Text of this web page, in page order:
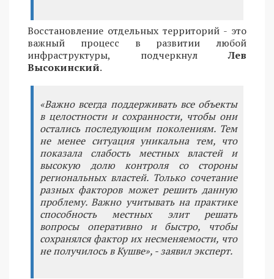
Восстановление отдельных территорий - это
важный процесс в развитии любой
инфраструктуры, подчеркнулЛев
Высокинский.
«Важно всегда поддерживать все объекты
в целостности и сохранности, чтобы они
остались последующим поколениям. Тем
не менее ситуация уникальна тем, что
показала слабость местных властей и
высокую долю контроля со стороны
региональных властей. Только сочетание
разных факторов может решить данную
проблему. Важно учитывать на практике
способность местных элит решать
вопросы оперативно и быстро, чтобы
сохранялся фактор их несменяемости, что
не получилось в Кушве», - заявил эксперт.